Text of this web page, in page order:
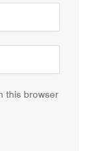
this browser